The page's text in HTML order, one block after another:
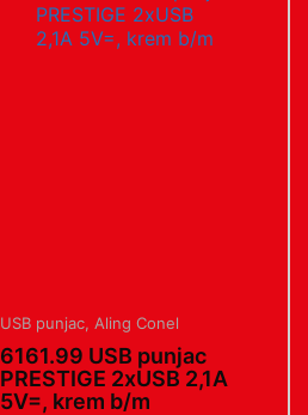
USB punjac, Aling Conel
6161.99 USB punjac
PRESTIGE 2xUSB 2,1A
5V=, krem b/m